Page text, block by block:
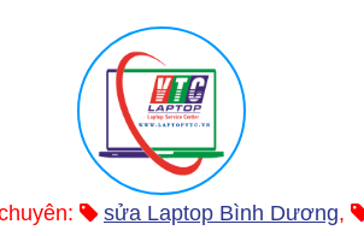
sửa Laptop Bình Dương,
ADAPTER LAPTOP - SẠC LAPTOP